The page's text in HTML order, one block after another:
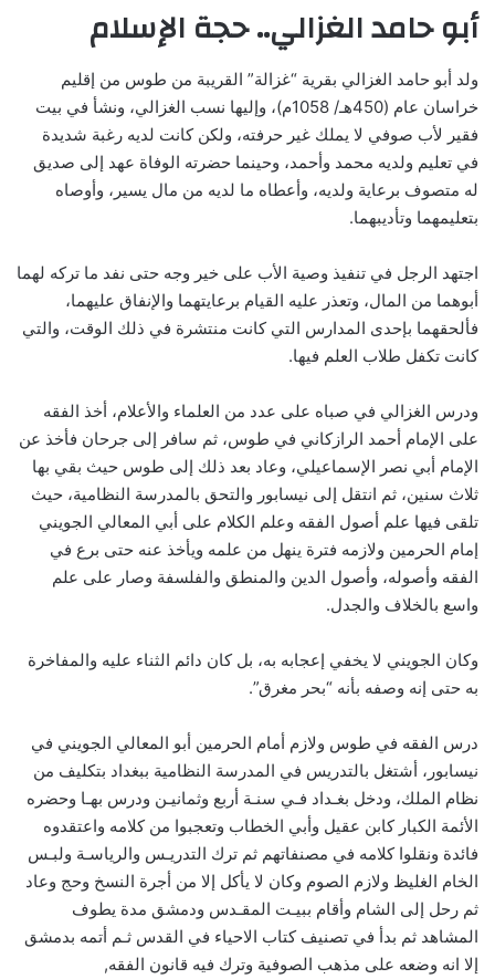
أبو حامد الغزالي.. حجة الإسلام
ولد أبو حامد الغزالي بقرية “غزالة” القريبة من طوس من إقليم
خراسان عام (450هـ/ 1058م)، وإليها نسب الغزالي، ونشأ في بيت
فقير لأب صوفي لا يملك غير حرفته، ولكن كانت لديه رغبة شديدة
في تعليم ولديه محمد وأحمد، وحينما حضرته الوفاة عهد إلى صديق
له متصوف برعاية ولديه، وأعطاه ما لديه من مال يسير، وأوصاه
بتعليمهما وتأديبهما.
اجتهد الرجل في تنفيذ وصية الأب على خير وجه حتى نفد ما تركه لهما
أبوهما من المال، وتعذر عليه القيام برعايتهما والإنفاق عليهما،
فألحقهما بإحدى المدارس التي كانت منتشرة في ذلك الوقت، والتي
كانت تكفل طلاب العلم فيها.
ودرس الغزالي في صباه على عدد من العلماء والأعلام، أخذ الفقه
على الإمام أحمد الرازكاني في طوس، ثم سافر إلى جرحان فأخذ عن
الإمام أبي نصر الإسماعيلي، وعاد بعد ذلك إلى طوس حيث بقي بها
ثلاث سنين، ثم انتقل إلى نيسابور والتحق بالمدرسة النظامية، حيث
تلقى فيها علم أصول الفقه وعلم الكلام على أبي المعالي الجويني
إمام الحرمين ولازمه فترة ينهل من علمه ويأخذ عنه حتى برع في
الفقه وأصوله، وأصول الدين والمنطق والفلسفة وصار على علم
واسع بالخلاف والجدل.
وكان الجويني لا يخفي إعجابه به، بل كان دائم الثناء عليه والمفاخرة
به حتى إنه وصفه بأنه “بحر مغرق”.
درس الفقه في طوس ولازم أمام الحرمين أبو المعالي الجويني في
نيسابور، أشتغل بالتدريس في المدرسة النظامية ببغداد بتكليف من
نظام الملك، ودخل بغـداد فـي سنـة أربع وثمانيـن ودرس بهـا وحضره
الأئمة الكبار كابن عقيل وأبي الخطاب وتعجبوا من كلامه واعتقدوه
فائدة ونقلوا كلامه في مصنفاتهم ثم ترك التدريـس والرياسـة ولبـس
الخام الغليظ ولازم الصوم وكان لا يأكل إلا من أجرة النسخ وحج وعاد
ثم رحل إلى الشام وأقام ببيـت المقـدس ودمشق مدة يطوف
المشاهد ثم بدأ في تصنيف كتاب الاحياء في القدس ثـم أتمه بدمشق
إلا انه وضعه على مذهب الصوفية وترك فيه قانون الفقه,